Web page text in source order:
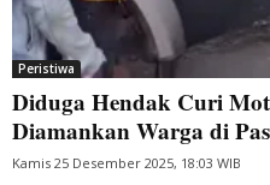
Peristiwa
Diduga Hendak Curi
Diamankan Warga di
Kamis 25 Desember 2025, 18:03 WIB